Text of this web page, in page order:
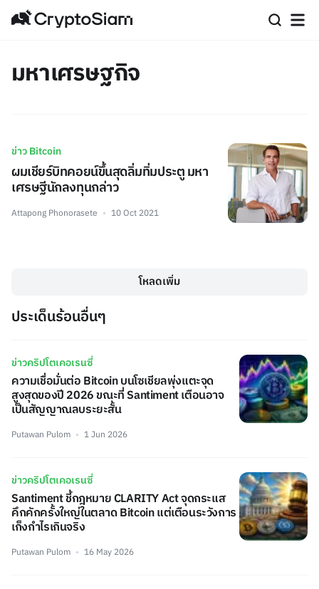
มหาเศรษฐกิจ
ข่าว Bitcoin
ผมเชียร์บิทคอยน์ขึ้นสุดลิ่มทิ่มประตู มหา
เศรษฐีนักลงทุนกล่าว
Attapong Phonorasete 10 Oct 2021
โหลดเพิ่ม
ประเด็นร้อนอื่นๆ
ข่าวคริปโตเคอเรนซี่
ความเชื่อมั่นต่อ Bitcoin บนโซเชียลพุ่งแตะจุด
สูงสุดของปี 2026 ขณะที่ Santiment เตือนอาจ
เป็นสัญญาณลบระยะสั้น
Putawan Pulom 1 Jun 2026
ข่าวคริปโตเคอเรนซี่
Santiment ชี้กฎหมาย CLARITY Act จุดกระแส
คึกคักครั้งใหญ่ในตลาด Bitcoin แต่เตือนระวังการ
เก็งกำไรเกินจริง
Putawan Pulom 16 May 2026